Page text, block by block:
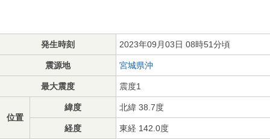
発生時刻 2023年09月03日 08時51分頃
震源地 宮城県沖
最大震度 震度1
位置
緯度 北緯 38.7度
経度 東経 142.0度